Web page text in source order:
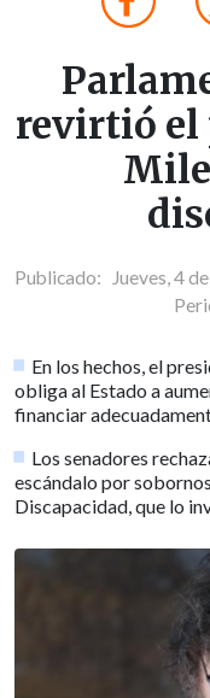
revirtió el
Publicado: Jueves, 4
En los hechos, el
obliga al Estado a
financiar
Los senadores
escándalo por
Discapacidad, que lo